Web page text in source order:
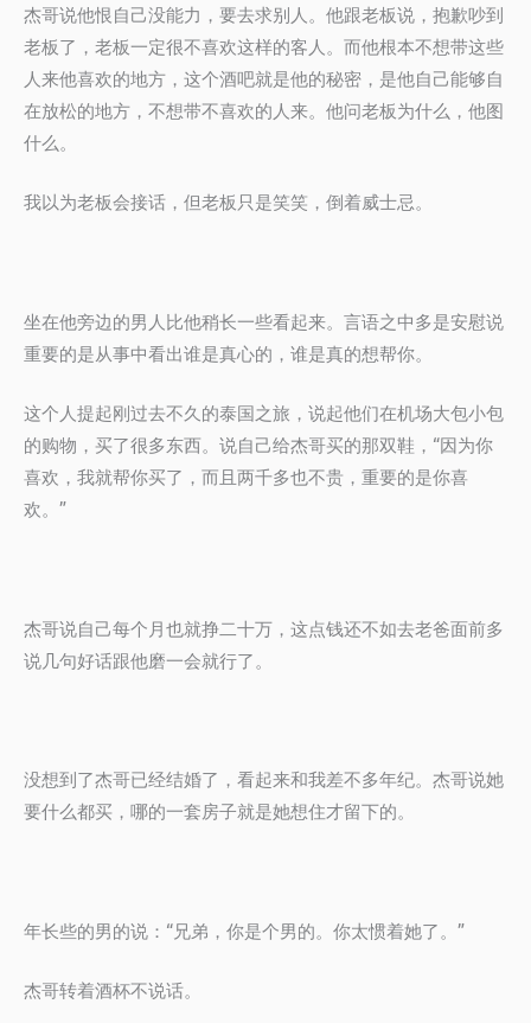
杰哥说他恨自己没能力，要去求别人。他跟老板说，抱歉吵到
老板了，老板一定很不喜欢这样的客人。而他根本不想带这些
人来他喜欢的地方，这个酒吧就是他的秘密，是他自己能够自
在放松的地方，不想带不喜欢的人来。他问老板为什么，他图
什么。
我以为老板会接话，但老板只是笑笑，倒着威士忌。
坐在他旁边的男人比他稍长一些看起来。言语之中多是安慰说
重要的是从事中看出谁是真心的，谁是真的想帮你。
这个人提起刚过去不久的泰国之旅，说起他们在机场大包小包
的购物，买了很多东西。说自己给杰哥买的那双鞋，“因为你
喜欢，我就帮你买了，而且两千多也不贵，重要的是你喜
欢。”
杰哥说自己每个月也就挣二十万，这点钱还不如去老爸面前多
说几句好话跟他磨一会就行了。
没想到了杰哥已经结婚了，看起来和我差不多年纪。杰哥说她
要什么都买，哪的一套房子就是她想住才留下的。
年长些的男的说：“兄弟，你是个男的。你太惯着她了。”
杰哥转着酒杯不说话。